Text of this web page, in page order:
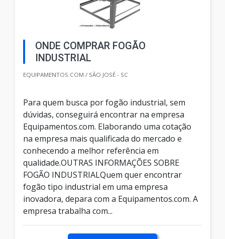
ONDE COMPRAR FOGÃO
INDUSTRIAL
EQUIPAMENTOS.COM / SÃO JOSÉ - SC
Para quem busca por fogão industrial, sem
dúvidas, conseguirá encontrar na empresa
Equipamentos.com. Elaborando uma cotação
na empresa mais qualificada do mercado e
conhecendo a melhor referência em
qualidade.OUTRAS INFORMAÇÕES SOBRE
FOGÃO INDUSTRIALQuem quer encontrar
fogão tipo industrial em uma empresa
inovadora, depara com a Equipamentos.com. A
empresa trabalha com...